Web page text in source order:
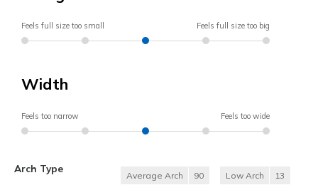
Feels full size too small Feels full size too big
Width
Feels too narrow Feels too wide
Arch Type
Average Arch 90 Low Arch 13